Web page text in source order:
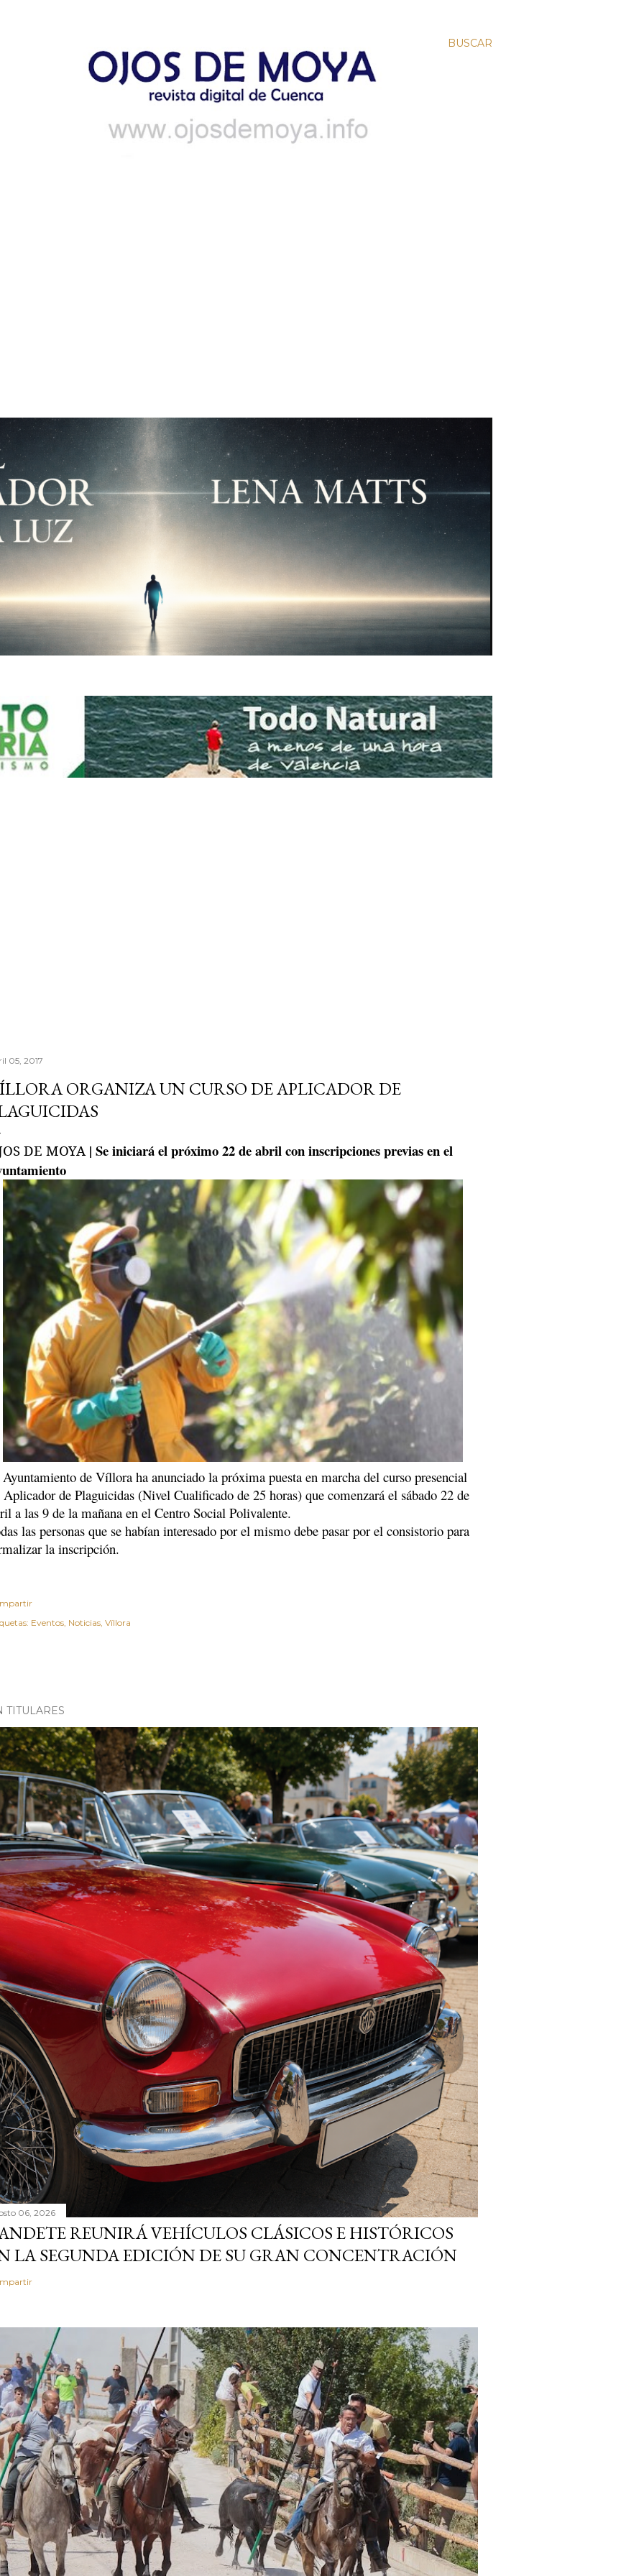
BUSCAR
05, 2017
ORGANIZA UN CURSO DE APLICADOR DE
DE MOYA| Se iniciará el próximo 22 de abril con inscripciones previas en el
de Víllora ha anunciado la próxima puesta en marcha del curso presencial
Aplicador de Plaguicidas (Nivel Cualificado de 25 horas) que comenzará el sábado 22 de
a las 9 de la mañana en el Centro Social Polivalente.
las personas que se habían interesado por el mismo debe pasar por el consistorio para
la inscripción.
Eventos Noticias Víllora
TITULARES
06, 2026
REUNIRÁ VEHÍCULOS CLÁSICOS E HISTÓRICOS
LA SEGUNDA EDICIÓN DE SU GRAN CONCENTRACIÓN